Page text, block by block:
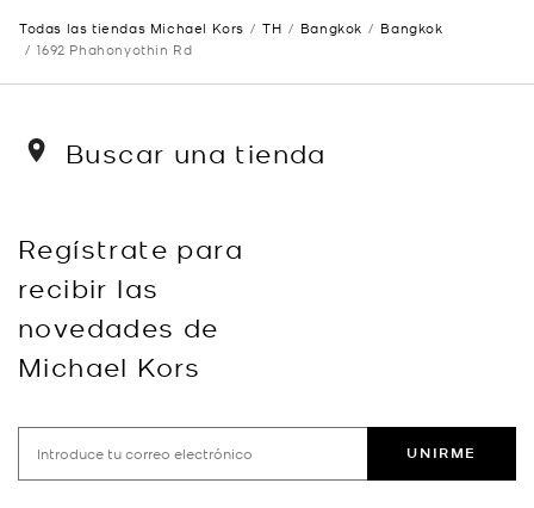
Todas las tiendas Michael Kors TH Bangkok
Bangkok
1692 Phahonyothin Rd
Buscar una tienda
Regístrate para
recibir las
novedades de
Michael Kors
UNIRME